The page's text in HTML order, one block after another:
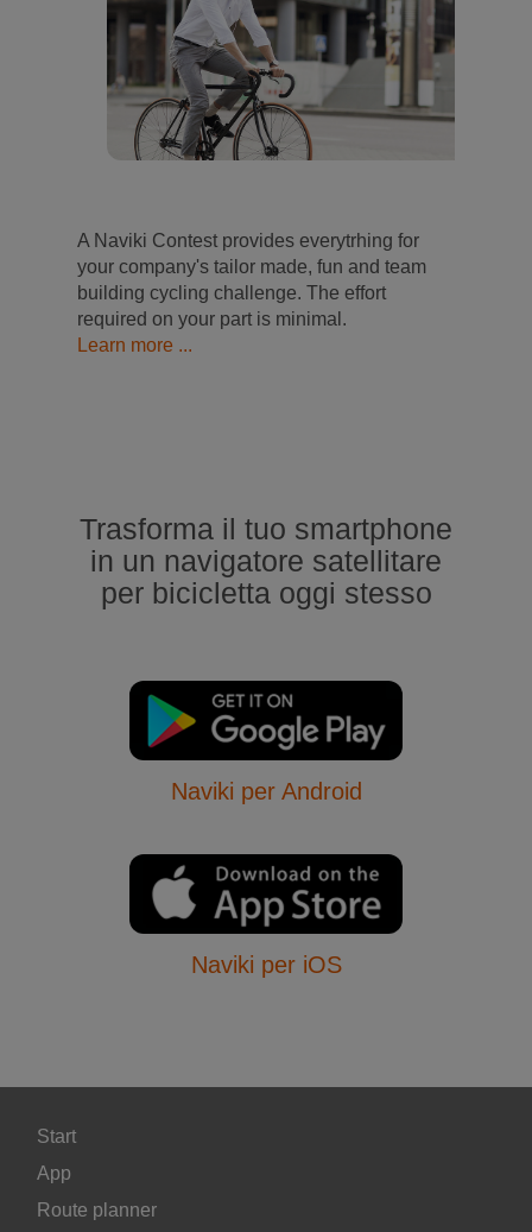
A Naviki Contest provides everytrhing for
your company's tailor made, fun and team
building cycling challenge. The effort
required on your part is minimal.
Learn more ...
Trasforma il tuo smartphone
in un navigatore satellitare
per bicicletta oggi stesso
Naviki per Android
Naviki per iOS
Start
App
Route planner